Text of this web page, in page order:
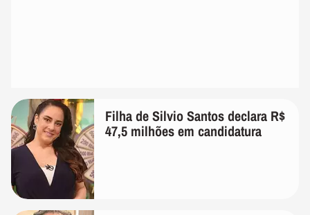
Filha de Silvio Santos declara R$
47,5 milhões em candidatura